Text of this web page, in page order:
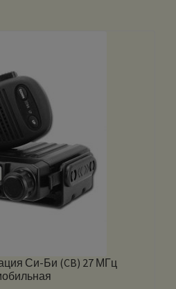
Си-Би (CB) 27 МГц